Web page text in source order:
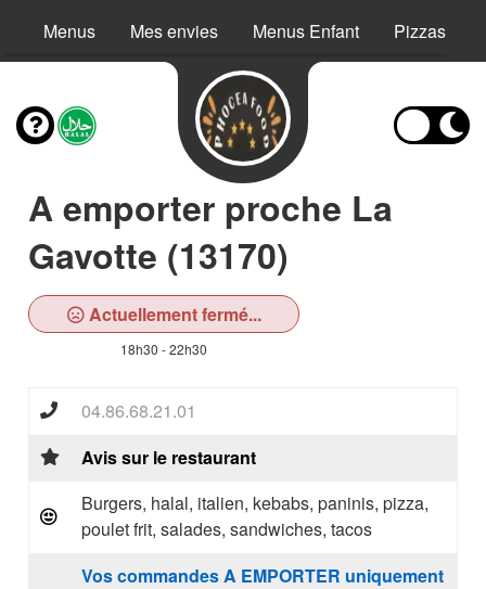
Menus Mes envies Menus Enfant Pizzas
A emporter proche La
Gavotte (13170)
Actuellement fermé...
18h30 - 22h30
04.86.68.21.01
Avis sur le restaurant
Burgers, halal, italien, kebabs, paninis, pizza,
poulet frit, salades, sandwiches, tacos
Vos commandes A EMPORTER uniquement